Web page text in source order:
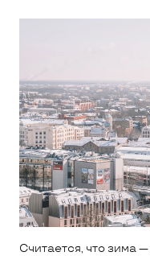
Считается, что зима